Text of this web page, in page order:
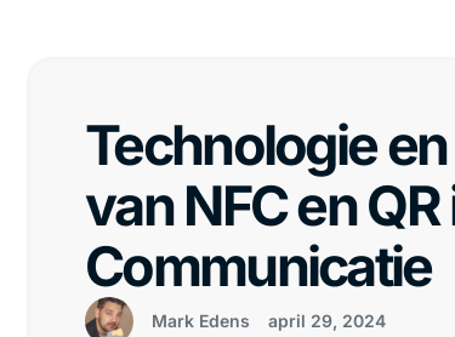
Technologie
van NFC en
Communicatie
Mark Edens april 29, 2024